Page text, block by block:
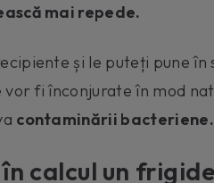
mai repede.
și le puteți pune în
fi înconjurate în mod
contaminării bacteriene.
calcul un